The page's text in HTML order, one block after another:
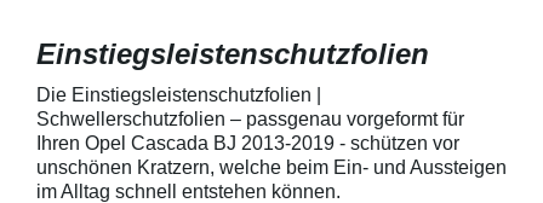
150 µmSchützt
Lack in der
Fingenägel
bestmöglichem
Kratzer und
Einstiegsleistenschutzfolien
Die Einstiegsleistenschutzfolien |
Schwellerschutzfolien – passgenau vorgeformt für
Ihren Opel Cascada BJ 2013-2019 - schützen vor
unschönen Kratzern, welche beim Ein- und Aussteigen
im Alltag schnell entstehen können.